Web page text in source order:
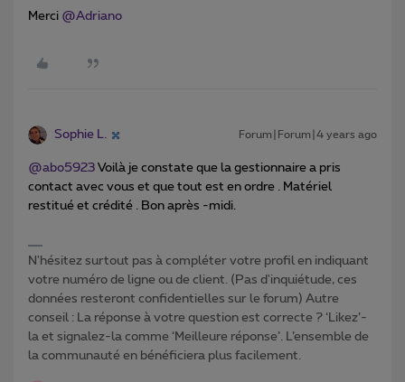
Merci @Adriano
Sophie L. Forum|Forum|4 years ago
@abo5923 Voilà je constate que la gestionnaire a pris
contact avec vous et que tout est en ordre . Matériel
restitué et crédité . Bon après -midi.
N'hésitez surtout pas à compléter votre profil en indiquant
votre numéro de ligne ou de client. (Pas d'inquiétude, ces
données resteront confidentielles sur le forum) Autre
conseil : La réponse à votre question est correcte ? ‘Likez’-
la et signalez-la comme ‘Meilleure réponse’. L’ensemble de
la communauté en bénéficiera plus facilement.